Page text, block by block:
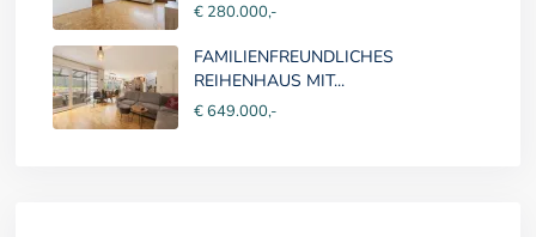
€ 280.000,-
FAMILIENFREUNDLICHES
REIHENHAUS MIT...
€ 649.000,-